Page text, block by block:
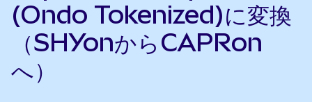
(Ondo Tokenized)に変換
（SHYonからCAPRon
へ）